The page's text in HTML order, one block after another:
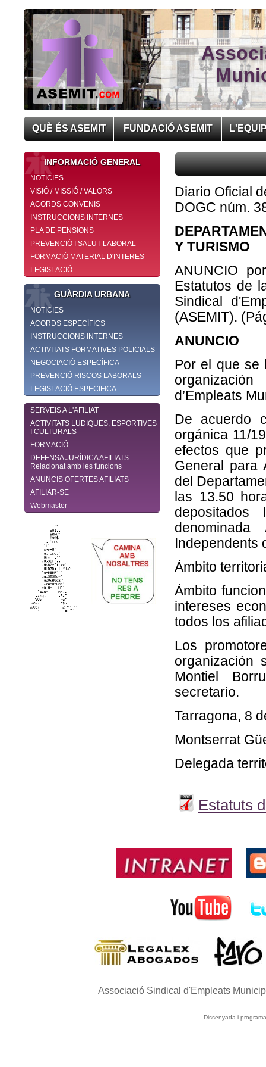
QUÈ ÉS ASEMIT FUNDACIÓ ASEMIT
INFORMACIÓ GENERAL
NOTICIES
VISIÓ / MISSIÓ / VALORS
ACORDS CONVENIS
INSTRUCCIONS INTERNES
PLA DE PENSIONS
PREVENCIÓ I SALUT LABORAL
FORMACIÓ MATERIAL D'INTERES
LEGISLACIÓ
GUÀRDIA URBANA
NOTICIES
ACORDS ESPECÍFICS
INSTRUCCIONS INTERNES
ACTIVITATS FORMATIVES POLICIALS
NEGOCIACIÓ ESPECÍFICA
PREVENCIÓ RISCOS LABORALS
LEGISLACIÓ ESPECIFICA
SERVEIS A L'AFILIAT
ACTIVITATS LUDIQUES, ESPORTIVES
I CULTURALS
FORMACIÓ
DEFENSA JURÌDICA AFILIATS
Relacionat amb les funcions
ANUNCIS OFERTES AFILIATS
AFILIAR-SE
Webmaster
Diario Oficial
DOGC núm.
Y TURISMO
ANUNCIO
Estatutos de
Sindical
(ASEMIT).
ANUNCIO
Por el que se
d’Empleats
De acuerdo
orgánica 11/
efectos que
General para
del
las 13.50
denominada
Independents
Ámbito
Ámbito
intereses
todos los
Los
organización
Montiel
secretario.
Tarragona, 8
Montserrat
Delegada
Estatuts
Associació Sindical d'Empleats
Dissenyada i